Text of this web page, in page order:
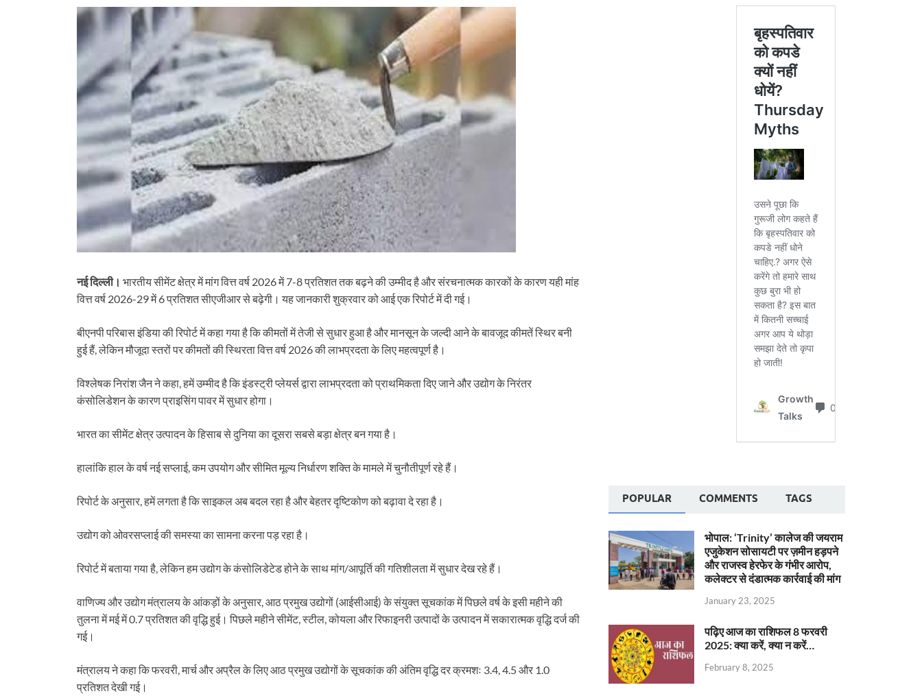
नई दिल्ली। भारतीय सीमेंट क्षेत्र में मांग वित्त वर्ष 2026 में 7-8 प्रतिशत तक बढ़ने की उम्मीद है और संरचनात्मक कारकों के कारण यही मांह
वित्त वर्ष 2026-29 में 6 प्रतिशत सीएजीआर से बढ़ेगी। यह जानकारी शुक्रवार को आई एक रिपोर्ट में दी गई।
बीएनपी परिबास इंडिया की रिपोर्ट में कहा गया है कि कीमतों में तेजी से सुधार हुआ है और मानसून के जल्दी आने के बावजूद कीमतें स्थिर बनी
हुई हैं, लेकिन मौजूदा स्तरों पर कीमतों की स्थिरता वित्त वर्ष 2026 की लाभप्रदता के लिए महत्वपूर्ण है।
विश्लेषक निरांश जैन ने कहा, हमें उम्मीद है कि इंडस्ट्री प्लेयर्स द्वारा लाभप्रदता को प्राथमिकता दिए जाने और उद्योग के निरंतर
कंसोलिडेशन के कारण प्राइसिंग पावर में सुधार होगा।
भारत का सीमेंट क्षेत्र उत्पादन के हिसाब से दुनिया का दूसरा सबसे बड़ा क्षेत्र बन गया है।
हालांकि हाल के वर्ष नई सप्लाई, कम उपयोग और सीमित मूल्य निर्धारण शक्ति के मामले में चुनौतीपूर्ण रहे हैं।
रिपोर्ट के अनुसार, हमें लगता है कि साइकल अब बदल रहा है और बेहतर दृष्टिकोण को बढ़ावा दे रहा है।
उद्योग को ओवरसप्लाई की समस्या का सामना करना पड़ रहा है।
रिपोर्ट में बताया गया है, लेकिन हम उद्योग के कंसोलिडेटेड होने के साथ मांग/आपूर्ति की गतिशीलता में सुधार देख रहे हैं।
वाणिज्य और उद्योग मंत्रालय के आंकड़ों के अनुसार, आठ प्रमुख उद्योगों (आईसीआई) के संयुक्त सूचकांक में पिछले वर्ष के इसी महीने की
तुलना में मई में 0.7 प्रतिशत की वृद्धि हुई। पिछले महीने सीमेंट, स्टील, कोयला और रिफाइनरी उत्पादों के उत्पादन में सकारात्मक वृद्धि दर्ज की
गई।
मंत्रालय ने कहा कि फरवरी, मार्च और अप्रैल के लिए आठ प्रमुख उद्योगों के सूचकांक की अंतिम वृद्धि दर क्रमशः 3.4, 4.5 और 1.0
प्रतिशत देखी गई।
POPULAR COMMENTS TAGS
भोपाल: ‘Trinity’ कालेज की जयराम
एजुकेशन सोसायटी पर ज़मीन हड़पने
और राजस्व हेरफेर के गंभीर आरोप,
कलेक्टर से दंडात्मक कार्रवाई की मांग
January 23, 2025
पढ़िए आज का राशिफल 8 फरवरी
2025: क्या करें, क्या न करें…
February 8, 2025